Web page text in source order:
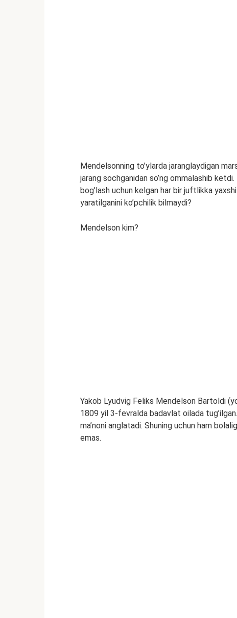
Mendelsonning to’ylarda jaranglaydigan
jarang sochganidan so’ng ommalashib
bog’lash uchun kelgan har bir juftlikka
yaratilganini ko’pchilik bilmaydi?
Mendelson kim?
Yakob Lyudvig Feliks Mendelson Bartoldi
1809 yil 3-fevralda badavlat oilada
ma’noni anglatadi. Shuning uchun ham
emas.